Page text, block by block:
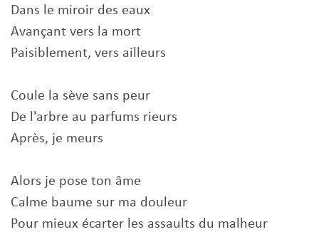
Dans le miroir des eaux
Avançant vers la mort
Paisiblement, vers ailleurs
Coule la sève sans peur
De l'arbre au parfums rieurs
Après, je meurs
Alors je pose ton âme
Calme baume sur ma douleur
Pour mieux écarter les assaults du malheur